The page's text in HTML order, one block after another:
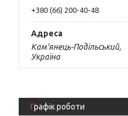
+380 (66) 200-40-48
Кам'янець-Подільський,
Україна
Графік роботи